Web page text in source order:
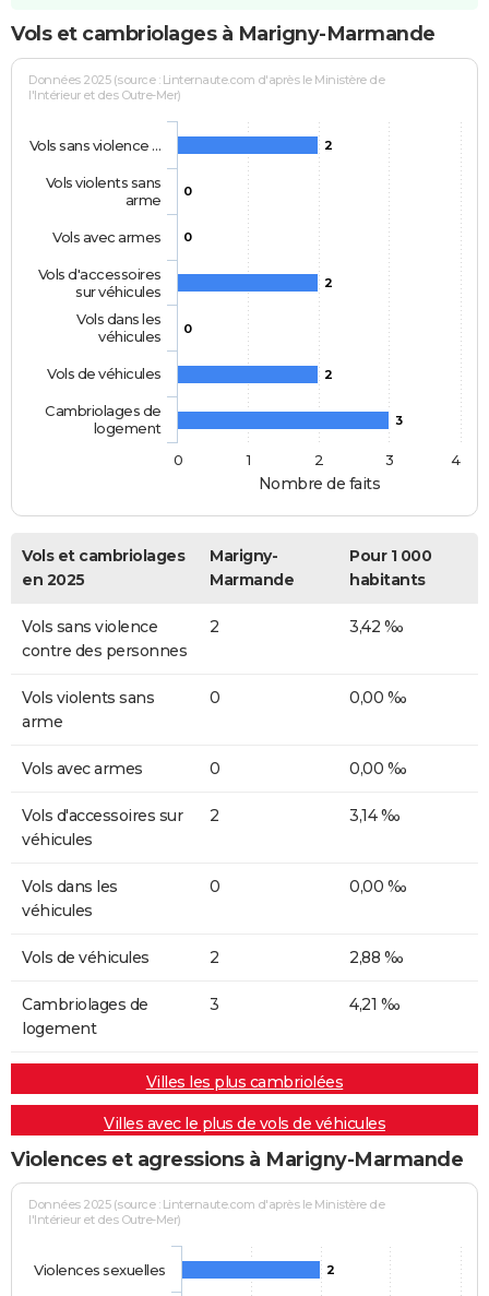
Vols et cambriolages à Marigny-Marmande
Nombre de faits
Données 2025 (source : Linternaute.com d'après le Ministère de
l'Intérieur et des Outre-Mer)
2
0
0
2
0
2
3
Vols sans violence …
Vols violents sans
arme
Vols avec armes
Vols d'accessoires
sur véhicules
Vols dans les
véhicules
Vols de véhicules
Cambriolages de
logement
0
1 2 3 4
Vols et cambriolages
en 2025
Marigny-
Marmande
Pour 1 000
habitants
Vols sans violence
contre des personnes
2 3,42 ‰
Vols violents sans
arme
0 0,00 ‰
Vols avec armes 0 0,00 ‰
Vols d'accessoires sur
véhicules
2 3,14 ‰
Vols dans les
véhicules
0 0,00 ‰
Vols de véhicules 2 2,88 ‰
Cambriolages de
logement
3 4,21 ‰
Villes les plus cambriolées
Villes avec le plus de vols de véhicules
Violences et agressions à Marigny-Marmande
Données 2025 (source : Linternaute.com d'après le Ministère de
l'Intérieur et des Outre-Mer)
2
Violences sexuelles